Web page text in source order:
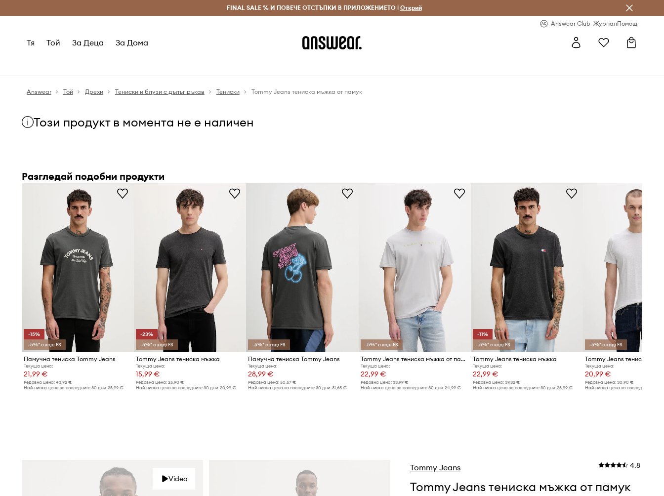
Безплатни доставка и връщане за поръчки над 70 EUR Доставка 1-5 дни
FINAL SALE % И ПОВЕЧЕ ОТСТЪПКИ В ПРИЛОЖЕНИЕТО | Открий
Answear Club ЖурналПомощ
Тя Той За Деца За Дома
Answear Той Дрехи Тениски и блузи с дълъг ръкав Тениски Tommy Jeans тениска мъжка от памук
Този продукт в момента не е наличен
Разгледай подобни продукти
-15%
-5%* с код: FS
Памучна тениска Tommy Jeans
Текуща цена:
21,99 €
Редовна цена: 43,92 €
Най-ниска цена за последните 30 дни: 25,99 €
-23%
-5%* с код: FS
Tommy Jeans тениска мъжка
Текуща цена:
15,99 €
Редовна цена:25,90 €
Най-ниска цена за последните 30 дни:20,99 €
-5%* с код: FS
Памучна тениска Tommy Jeans
Текуща цена:
28,99 €
Редовна цена: 50,57 €
Най-ниска цена за последните 30 дни: 31,65 €
-5%* с код: FS
Tommy Jeans тениска мъжка от памук
Текуща цена:
22,99 €
Редовна цена: 33,99 €
Най-ниска цена за последните 30 дни: 24,99 €
-11%
-5%* с код: FS
Tommy Jeans тениска мъжка
Текуща цена:
22,99 €
Редовна цена:39,32 €
Най-ниска цена за последните 30 дни:25,99 €
-5%* с код: FS
Текуща цена:
20,99 €
Редовна цена: 30,90 €
Най-ниска цена за последните 30
Video
Tommy Jeans 4.8
Tommy Jeans тениска мъжка от памук